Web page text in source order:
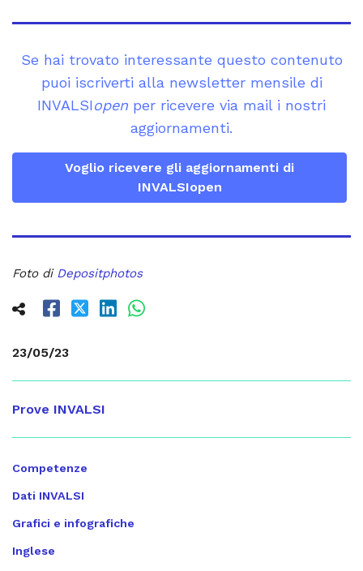
23/05/23
Prove INVALSI
Competenze
Dati INVALSI
Grafici e infografiche
Inglese
Se hai trovato interessante questo contenuto
puoi iscriverti alla newsletter mensile di
INVALSIopen per ricevere via mail i nostri
aggiornamenti.
Voglio ricevere gli aggiornamenti di
INVALSIopen
Foto di Depositphotos